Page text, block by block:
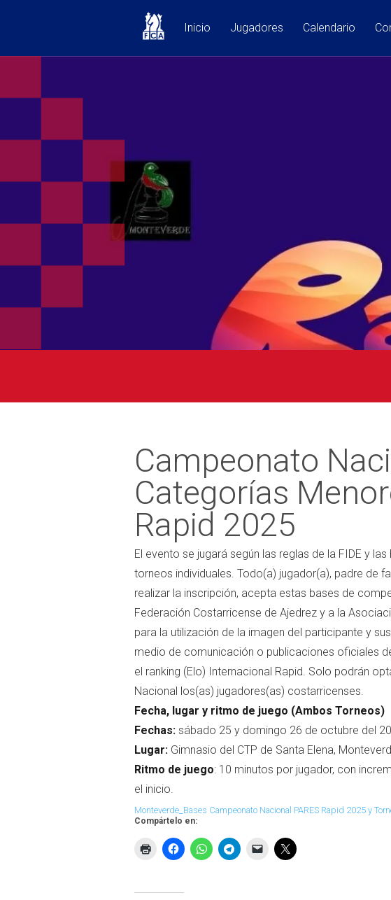
Inicio Jugadores Calendario
Campeonato
Categorías
Rapid 2025
El evento se jugará según las reglas de la FIDE y
torneos individuales. Todo(a) jugador(a), padre de
realizar la inscripción, acepta estas bases de
Federación Costarricense de Ajedrez y a la
para la utilización de la imagen del participante y
medio de comunicación o publicaciones oficiales
el ranking (Elo) Internacional Rapid. Solo podrán
Nacional los(as) jugadores(as) costarricenses.
Fecha, lugar y ritmo de juego (Ambos Torneos)
Fechas: sábado 25 y domingo 26 de octubre del
Lugar: Gimnasio del CTP de Santa Elena,
Ritmo de juego: 10 minutos por jugador, con
el inicio.
Monteverde_Bases Campeonato Nacional PARES Rapid 2025 y
Compártelo en: